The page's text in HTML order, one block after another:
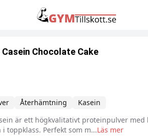
Casein Chocolate Cake
Återhämtning
Kasein
är ett högkvalitativt proteinpulver
toppklass. Perfekt som m...Läs mer